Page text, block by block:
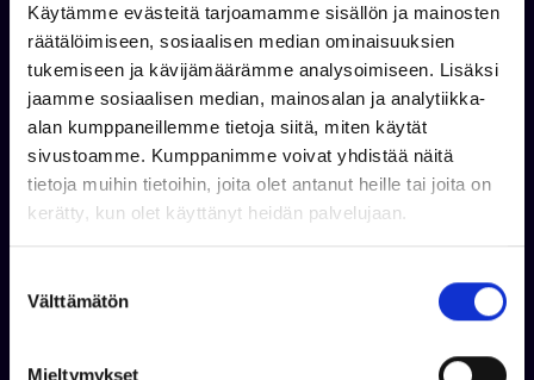
Käytämme evästeitä tarjoamamme sisällön ja mainosten
räätälöimiseen, sosiaalisen median ominaisuuksien
tukemiseen ja kävijämäärämme analysoimiseen. Lisäksi
jaamme sosiaalisen median, mainosalan ja analytiikka-
alan kumppaneillemme tietoja siitä, miten käytät
sivustoamme. Kumppanimme voivat yhdistää näitä
tietoja muihin tietoihin, joita olet antanut heille tai joita on
kerätty, kun olet käyttänyt heidän palvelujaan.
Välttämätön
Mieltymykset
Kysy lisää